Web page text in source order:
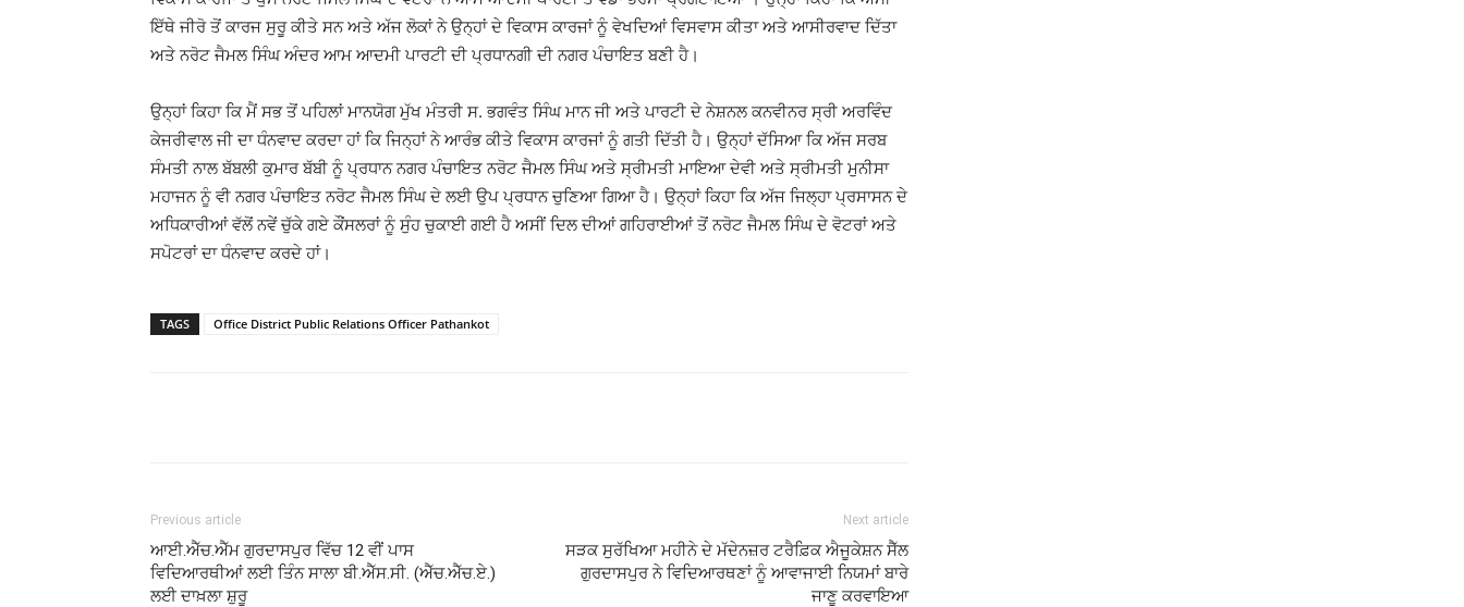
ਇੱਥੇ ਜੀਰੋ ਤੋਂ ਕਾਰਜ ਸੁਰੂ ਕੀਤੇ ਸਨ ਅਤੇ ਅੱਜ ਲੋਕਾਂ ਨੇ ਉਨ੍ਹਾਂ ਦੇ ਵਿਕਾਸ ਕਾਰਜਾਂ ਨੂੰ ਵੇਖਦਿਆਂ ਵਿਸਵਾਸ ਕੀਤਾ ਅਤੇ ਆਸੀਰਵਾਦ ਦਿੱਤਾ
ਅਤੇ ਨਰੋਟ ਜੈਮਲ ਸਿੰਘ ਅੰਦਰ ਆਮ ਆਦਮੀ ਪਾਰਟੀ ਦੀ ਪ੍ਰਧਾਨਗੀ ਦੀ ਨਗਰ ਪੰਚਾਇਤ ਬਣੀ ਹੈ।
ਉਨ੍ਹਾਂ ਕਿਹਾ ਕਿ ਮੈਂ ਸਭ ਤੋਂ ਪਹਿਲਾਂ ਮਾਨਯੋਗ ਮੁੱਖ ਮੰਤਰੀ ਸ. ਭਗਵੰਤ ਸਿੰਘ ਮਾਨ ਜੀ ਅਤੇ ਪਾਰਟੀ ਦੇ ਨੇਸ਼ਨਲ ਕਨਵੀਨਰ ਸ੍ਰੀ ਅਰਵਿੰਦ
ਕੇਜਰੀਵਾਲ ਜੀ ਦਾ ਧੰਨਵਾਦ ਕਰਦਾ ਹਾਂ ਕਿ ਜਿਨ੍ਹਾਂ ਨੇ ਆਰੰਭ ਕੀਤੇ ਵਿਕਾਸ ਕਾਰਜਾਂ ਨੂੰ ਗਤੀ ਦਿੱਤੀ ਹੈ। ਉਨ੍ਹਾਂ ਦੱਸਿਆ ਕਿ ਅੱਜ ਸਰਬ
ਸੰਮਤੀ ਨਾਲ ਬੱਬਲੀ ਕੁਮਾਰ ਬੱਬੀ ਨੂੰ ਪ੍ਰਧਾਨ ਨਗਰ ਪੰਚਾਇਤ ਨਰੋਟ ਜੈਮਲ ਸਿੰਘ ਅਤੇ ਸ੍ਰੀਮਤੀ ਮਾਇਆ ਦੇਵੀ ਅਤੇ ਸ੍ਰੀਮਤੀ ਮੁਨੀਸਾ
ਮਹਾਜਨ ਨੂੰ ਵੀ ਨਗਰ ਪੰਚਾਇਤ ਨਰੋਟ ਜੈਮਲ ਸਿੰਘ ਦੇ ਲਈ ਉਪ ਪ੍ਰਧਾਨ ਚੁਣਿਆ ਗਿਆ ਹੈ। ਉਨ੍ਹਾਂ ਕਿਹਾ ਕਿ ਅੱਜ ਜਿਲ੍ਹਾ ਪ੍ਰਸਾਸਨ ਦੇ
ਅਧਿਕਾਰੀਆਂ ਵੱਲੋਂ ਨਵੇਂ ਚੁੱਕੇ ਗਏ ਕੌਂਸਲਰਾਂ ਨੂੰ ਸੁੰਹ ਚੁਕਾਈ ਗਈ ਹੈ ਅਸੀਂ ਦਿਲ ਦੀਆਂ ਗਹਿਰਾਈਆਂ ਤੋਂ ਨਰੋਟ ਜੈਮਲ ਸਿੰਘ ਦੇ ਵੋਟਰਾਂ ਅਤੇ
ਸਪੋਟਰਾਂ ਦਾ ਧੰਨਵਾਦ ਕਰਦੇ ਹਾਂ।
TAGS Office District Public Relations Officer Pathankot
Previous article
ਆਈ.ਐੱਚ.ਐੱਮ ਗੁਰਦਾਸਪੁਰ ਵਿੱਚ 12 ਵੀਂ ਪਾਸ
ਵਿਦਿਆਰਥੀਆਂ ਲਈ ਤਿੰਨ ਸਾਲਾ ਬੀ.ਐੱਸ.ਸੀ. (ਐੱਚ.ਐੱਚ.ਏ.)
ਲਈ ਦਾਖ਼ਲਾ ਸ਼ੁਰੂ
Next article
ਸੜਕ ਸੁਰੱਖਿਆ ਮਹੀਨੇ ਦੇ ਮੱਦੇਨਜ਼ਰ ਟਰੈਫ਼ਿਕ ਐਜੂਕੇਸ਼ਨ ਸੈੱਲ
ਗੁਰਦਾਸਪੁਰ ਨੇ ਵਿਦਿਆਰਥਣਾਂ ਨੂੰ ਆਵਾਜਾਈ ਨਿਯਮਾਂ ਬਾਰੇ
ਜਾਣੂ ਕਰਵਾਇਆ